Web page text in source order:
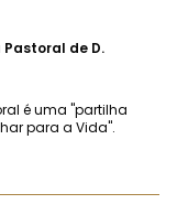
Pastoral de D.
é uma "partilha
para a Vida".